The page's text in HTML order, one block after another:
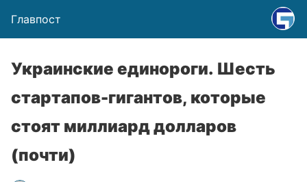
Главпост
Украинские единороги. Шесть
стартапов-гигантов, которые
стоят миллиард долларов
(почти)